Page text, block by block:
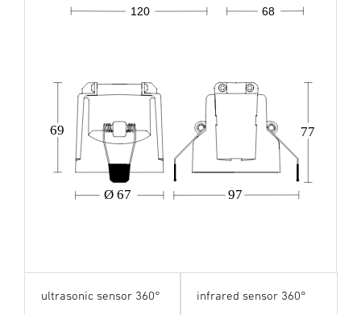
68
120
Ø 67 97
69 77
ultrasonic sensor 360° infrared sensor 360°